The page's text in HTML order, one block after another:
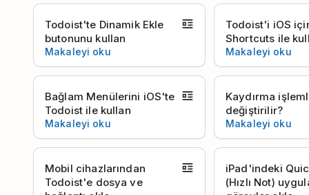
Todoist'te Dinamik Ekle
butonunu kullan
Makaleyi oku
Todoist'i iOS
Shortcuts ile
Makaleyi oku
Bağlam Menülerini iOS'te
Todoist ile kullan
Makaleyi oku
Kaydırma
değiştirilir?
Makaleyi oku
Mobil cihazlarından
Todoist'e dosya ve
iPad'indeki
(Hızlı Not)